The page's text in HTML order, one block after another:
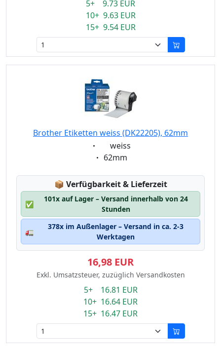
5+ 9.73 EUR
10+ 9.63 EUR
15+ 9.54 EUR
Brother Etiketten weiss (DK22205), 62mm
Eigenschaft:
weiss
Eigenschaft:
62mm
📦 Lagerstatus:
Verfügbarkeit & Lieferzeit
✅
101x auf Lager – Versand innerhalb von 24
Stunden
🚛
378x im Außenlager – Versand in ca. 2-3
Werktagen
16,98 EUR
Exkl. Umsatzsteuer, zuzüglich Versandkosten
5+ 16.81 EUR
10+ 16.64 EUR
15+ 16.47 EUR